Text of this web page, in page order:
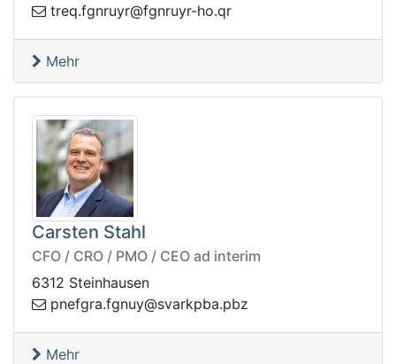
rq.oh-ryurng
f@ryurngf.qert
Mehr
Carsten Stahl
CFO / CRO / PMO / CEO ad interim
6312 Steinhausen
zbp.abpkr
avs@yungf.argfenp
Mehr